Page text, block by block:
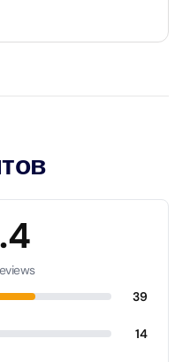
39
14